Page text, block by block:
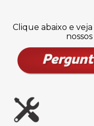
Clique abaixo e